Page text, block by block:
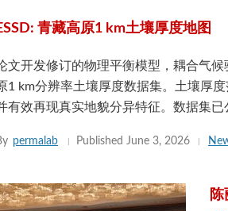
青藏高原1 km土壤厚度地图
文开发修订的物理平衡模型，耦合气
1 km分辨率土壤厚度数据集。土壤厚
有效再现真实地貌分异特征。数据集
permalab Published June 3, 2026